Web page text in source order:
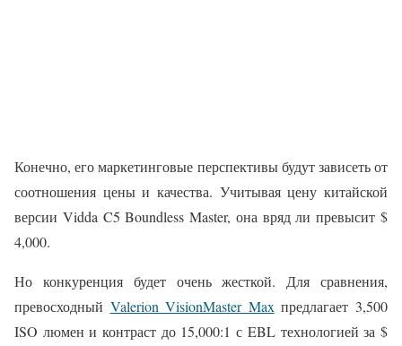
Конечно, его маркетинговые перспективы будут зависеть от
соотношения цены и качества. Учитывая цену китайской
версии Vidda C5 Boundless Master, она вряд ли превысит $
4,000.
Но конкуренция будет очень жесткой. Для сравнения,
превосходный Valerion VisionMaster Max предлагает 3,500
ISO люмен и контраст до 15,000:1 с EBL технологией за $